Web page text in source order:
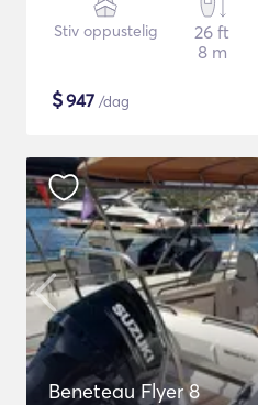
Stiv oppustelig
26 ft
8 m
$947 /dag
Beneteau Flyer 8